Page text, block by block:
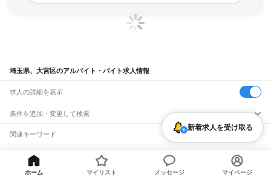
埼玉県、大宮区のアルバイト・バイト求人情報
求人の詳細を表示
条件を追加・変更して検索
市区町村を追加・変更
埼玉県すべて
さいたま市
駅を追加・変更
JR武蔵野線
職種を追加・変更
関連キーワード
埼玉県 さいたま市 埼玉さいたま市大宮区
埼玉県さいたま市大宮区 埼玉県 大宮市
バイトTOP さいたま市 大宮区のアルバイト・バイト・求人
新着求人を受け取る
ホーム マイリスト メッセージ マイページ